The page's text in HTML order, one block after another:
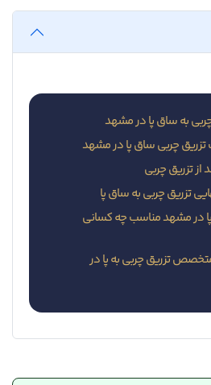
به ساق پا در مشهد
تزریق چربی ساق پا در مشهد
از تزریق چربی
تزریق چربی به ساق پا
در مشهد مناسب چه کسانی
متخصص تزریق چربی به پا در